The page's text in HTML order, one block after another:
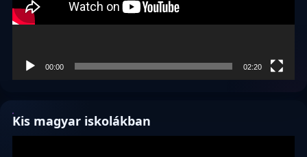
00:00 02:20
Kis magyar iskolákban